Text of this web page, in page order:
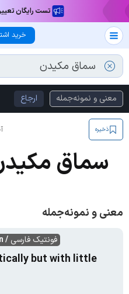
تست رایگان
خرید
معنی و نمونه‌جمله ارجاع
ذخیره
سماق
معنی و نمونه‌جمله
فونتیک فارسی / somaagh makidan /
but with little